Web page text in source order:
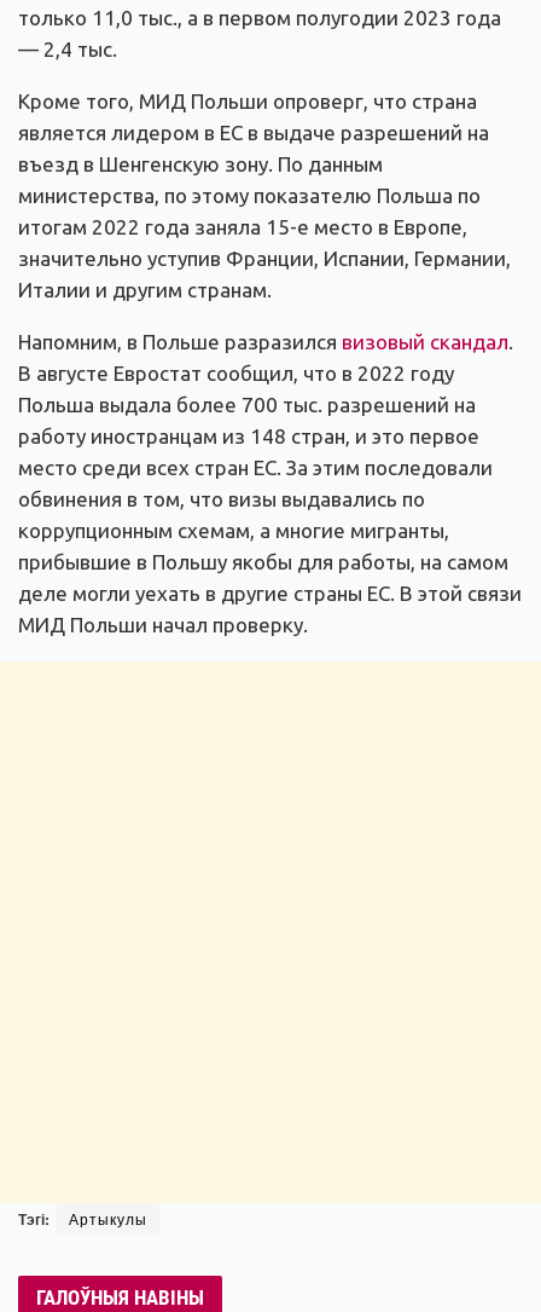
только 11,0 тыс., а в первом полугодии 2023 года
— 2,4 тыс.
Кроме того, МИД Польши опроверг, что страна
является лидером в ЕС в выдаче разрешений на
въезд в Шенгенскую зону. По данным
министерства, по этому показателю Польша по
итогам 2022 года заняла 15-е место в Европе,
значительно уступив Франции, Испании, Германии,
Италии и другим странам.
Напомним, в Польше разразился визовый скандал.
В августе Евростат сообщил, что в 2022 году
Польша выдала более 700 тыс. разрешений на
работу иностранцам из 148 стран, и это первое
место среди всех стран ЕС. За этим последовали
обвинения в том, что визы выдавались по
коррупционным схемам, а многие мигранты,
прибывшие в Польшу якобы для работы, на самом
деле могли уехать в другие страны ЕС. В этой связи
МИД Польши начал проверку.
Тэгі: Артыкулы
ГАЛОЎНЫЯ НАВІНЫ